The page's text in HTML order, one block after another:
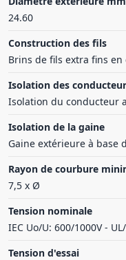
24.60
Construction des fils
Brins de fils extra fins en
Isolation des
Isolation du conducteur
Isolation de la gaine
Gaine extérieure à base
Rayon de courbure
7,5 x Ø
Tension nominale
IEC Uo/U: 600/1000V -
Tension d'essai